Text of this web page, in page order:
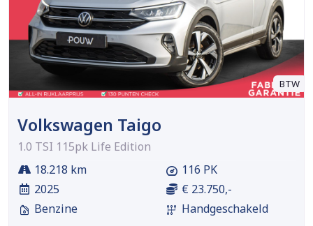
BTW
Volkswagen Taigo
1.0 TSI 115pk Life Edition
18.218 km
2025
Benzine
116 PK
€ 23.750,-
Handgeschakeld